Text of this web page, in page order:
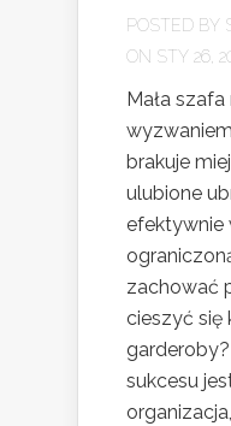
POSTED BY
ON STY 26,
Mała
brakuje
ulubione
efektywnie
zachować
cieszyć się
sukcesu